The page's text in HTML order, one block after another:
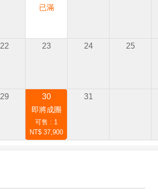
已滿
22 23 24 25
29
30
即將成團
可售 : 1
NT$ 37,900
31